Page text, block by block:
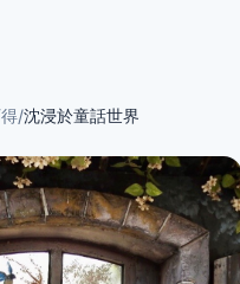
/沈浸於童話世界